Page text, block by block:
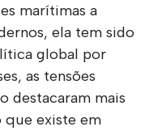
marítimas a
ela tem sido
global por
as tensões
destacaram mais
existe em